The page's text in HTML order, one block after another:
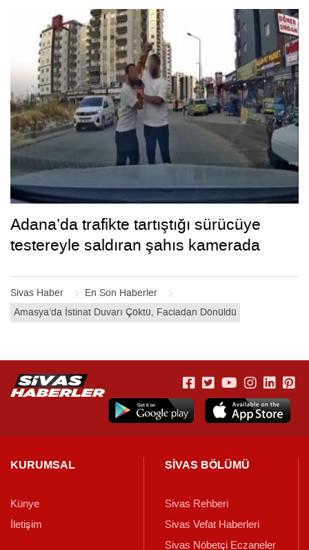
Sivas Haber
En Son Haberler
Amasya’da İstinat Duvarı Çöktü, Faciadan Dönüldü
Adana’da trafikte tartıştığı sürücüye
testereyle saldıran şahıs kamerada
KURUMSAL
Künye
İletişim
SİVAS BÖLÜMÜ
Sivas Rehberi
Sivas Vefat Haberleri
Sivas Nöbetçi Eczaneler